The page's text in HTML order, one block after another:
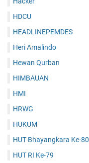
HDCU
HEADLINEPEMDES
Heri Amalindo
Hewan Qurban
HIMBAUAN
HMI
HRWG
HUKUM
HUT Bhayangkara Ke-80
HUT RI Ke-79